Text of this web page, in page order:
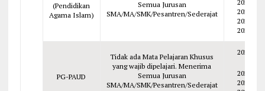
(Pendidikan
Agama Islam)
Semua Jurusan
SMA/MA/SMK/Pesantren/Sederajat
2025
2024
2023
2022
PG-PAUD
Tidak ada Mata Pelajaran Khusus
yang wajib dipelajari. Menerima
Semua Jurusan
SMA/MA/SMK/Pesantren/Sederajat
2026
2025
2024